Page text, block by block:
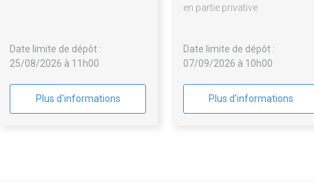
Date limite de dépôt :
25/08/2026 à 11h00
Plus d'informations
en partie privative
Date limite de dépôt :
07/09/2026 à 10h00
Plus d'informations